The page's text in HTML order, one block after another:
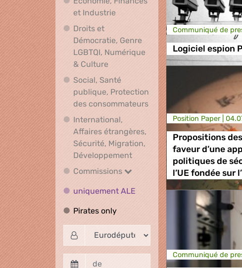
et IndustrieEconomie, Finances et Industrie
Droits et
Démocratie, Genre
LGBTQI, Numérique
& Culture Droits et Démocratie, Genre
Social, Santé
publique, Protection
des consommateursSocial, Santé publique,
International,
Affaires étrangères,
Sécurité, Migration,
DéveloppementInternational, Affaires
Commissions
Commissions
uniquement ALE uniquement ALE
Pirates onlyPirates only
Communiqué de
Logiciel espion
Position Paper |
Propositions
faveur d’une
politiques de
l’UE fondée sur
Communiqué de